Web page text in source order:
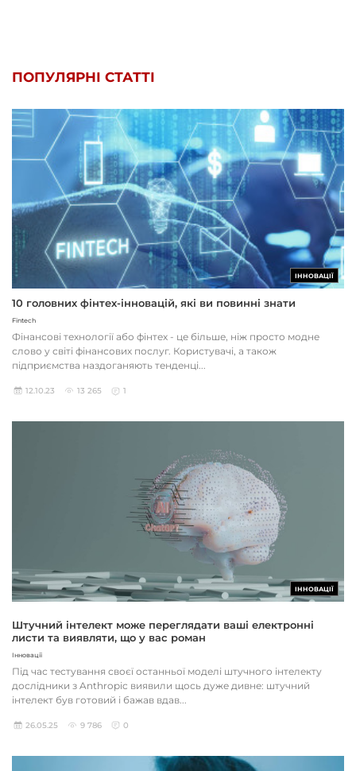
ПОПУЛЯРНІ СТАТТІ
ІННОВАЦІЇ
10 головних фінтех-інновацій, які ви повинні знати
Fintech
Фінансові технології або фінтех - це більше, ніж просто модне
слово у світі фінансових послуг. Користувачі, а також
підприємства наздоганяють тенденці...
12.10.23 13 265 1
ІННОВАЦІЇ
Штучний інтелект може переглядати ваші електронні
листи та виявляти, що у вас роман
Інновації
Під час тестування своєї останньої моделі штучного інтелекту
дослідники з Anthropic виявили щось дуже дивне: штучний
інтелект був готовий і бажав вдав...
26.05.25 9 786 0